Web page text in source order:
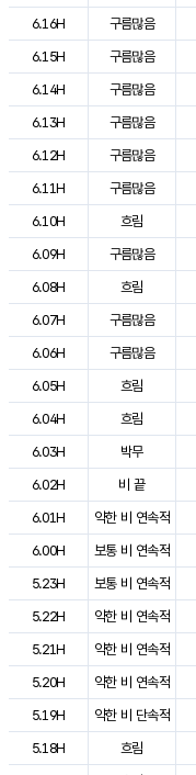
6.16H
구름많음
6.15H
구름많음
6.14H
구름많음
6.13H
구름많음
6.12H
구름많음
6.11H
구름많음
6.10H
흐림
6.09H
구름많음
6.08H
흐림
6.07H
구름많음
6.06H
구름많음
6.05H
흐림
6.04H
흐림
6.03H
박무
6.02H
비 끝
6.01H
약한 비 연속적
6.00H
보통 비 연속적
5.23H
보통 비 연속적
5.22H
약한 비 연속적
5.21H
약한 비 연속적
5.20H
약한 비 연속적
5.19H
약한 비 단속적
5.18H
흐림